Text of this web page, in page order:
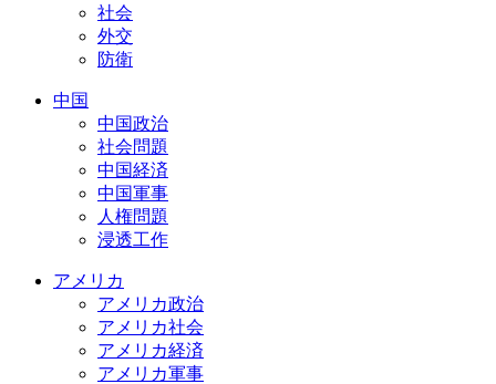
社会
外交
防衛
中国
中国政治
社会問題
中国経済
中国軍事
人権問題
浸透工作
アメリカ
アメリカ政治
アメリカ社会
アメリカ経済
アメリカ軍事